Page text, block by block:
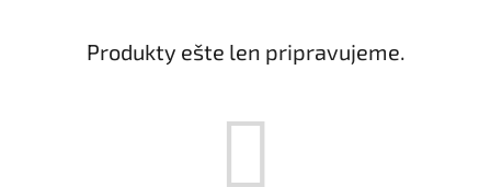
Produkty ešte len pripravujeme.